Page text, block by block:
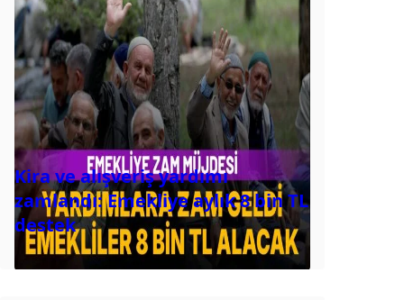
Kira ve alışveriş yardımı
zamlandı: Emekliye aylık 8 bin TL
destek